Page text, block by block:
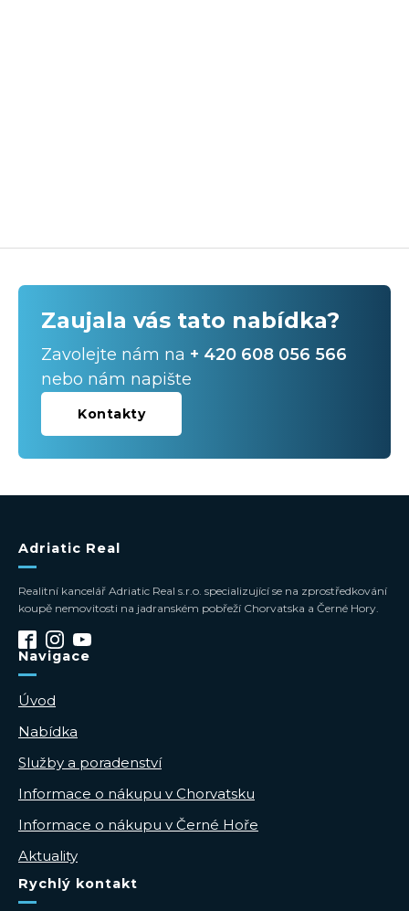
Zaujala vás tato nabídka?
Zavolejte nám na + 420 608 056 566
nebo nám napište
Kontakty
Adriatic Real
Realitní kancelář Adriatic Real s.r.o. specializující se na zprostředkování
koupě nemovitosti na jadranském pobřeží Chorvatska a Černé Hory.
Navigace
Úvod
Nabídka
Služby a poradenství
Informace o nákupu v Chorvatsku
Informace o nákupu v Černé Hoře
Aktuality
Rychlý kontakt